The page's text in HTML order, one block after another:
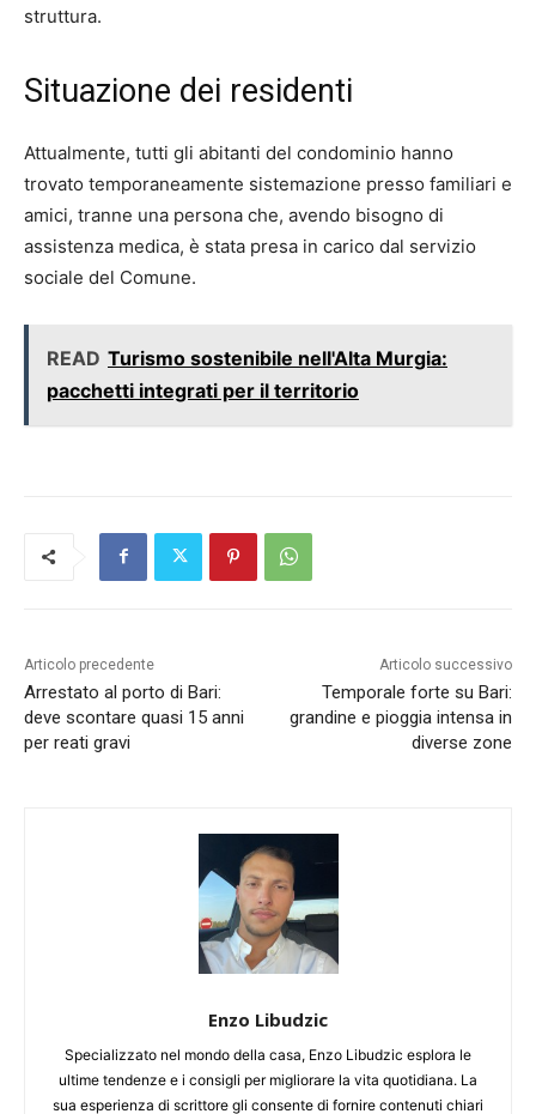
struttura.
Situazione dei residenti
Attualmente, tutti gli abitanti del condominio hanno
trovato temporaneamente sistemazione presso familiari e
amici, tranne una persona che, avendo bisogno di
assistenza medica, è stata presa in carico dal servizio
sociale del Comune.
READ Turismo sostenibile nell'Alta Murgia:
pacchetti integrati per il territorio
Articolo precedente
Arrestato al porto di Bari:
deve scontare quasi 15 anni
per reati gravi
Articolo successivo
Temporale forte su Bari:
grandine e pioggia intensa in
diverse zone
Enzo Libudzic
Specializzato nel mondo della casa, Enzo Libudzic esplora le
ultime tendenze e i consigli per migliorare la vita quotidiana. La
sua esperienza di scrittore gli consente di fornire contenuti chiari